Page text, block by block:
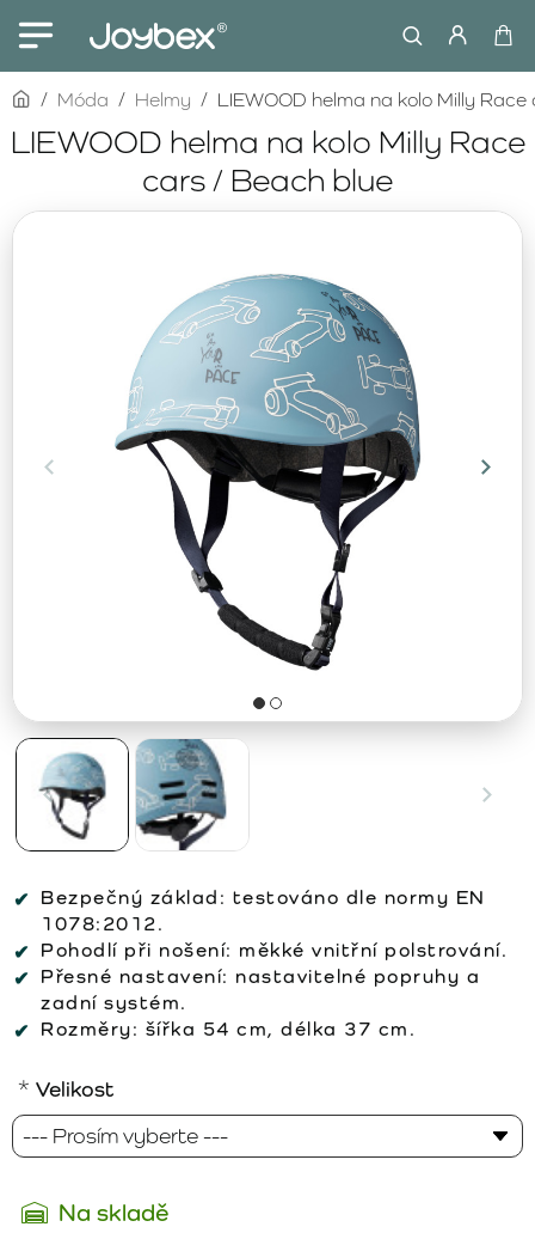
LIEWOOD helma na kolo Milly Race
cars / Beach blue
homeMóda Helmy LIEWOOD helma na kolo Milly
Bezpečný základ: testováno dle normy EN
1078:2012.
Pohodlí při nošení: měkké vnitřní polstrování.
Přesné nastavení: nastavitelné popruhy a
zadní systém.
Rozměry: šířka 54 cm, délka 37 cm.
Na skladě
Velikost